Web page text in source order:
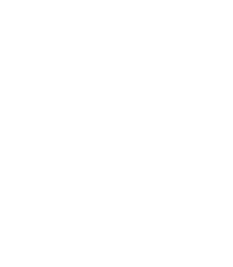
雄胺，3 晶型）
offered only for R&D
Exemption) and not for